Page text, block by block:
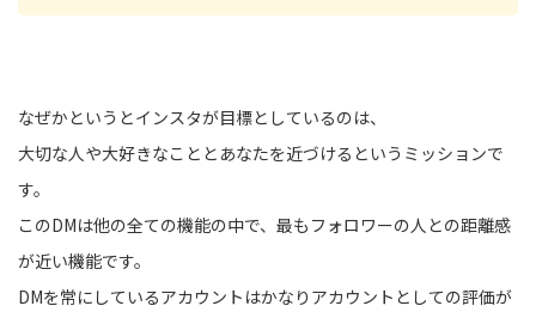
なぜかというとインスタが目標としているのは、
大切な人や大好きなこととあなたを近づけるというミッションで
す。
このDMは他の全ての機能の中で、最もフォロワーの人との距離感
が近い機能です。
DMを常にしているアカウントはかなりアカウントとしての評価が